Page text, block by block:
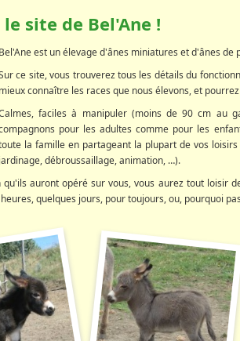
site de Bel'Ane !
Bel'Ane est un élevage d'ânes miniatures et d'ânes de
ce site, vous trouverez tous les détails du
mieux connaître les races que nous élevons, et
faciles à manipuler (moins de 90 cm au
pour les adultes comme pour les
la famille en partageant la plupart de vos
jardinage, débroussaillage, animation, …).
qu'ils auront opéré sur vous, vous aurez tout loisir
quelques jours, pour toujours, ou, pourquoi